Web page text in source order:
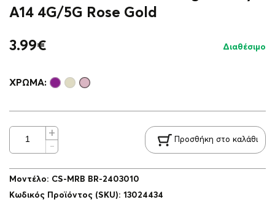
A14 4G/5G Rose Gold
3.99€ Διαθέσιμο
ΧΡΏΜΑ:
Προσθήκη στο καλάθι
Μοντέλο: CS-MRB BR-2403010
Κωδικός Προϊόντος (SKU): 13024434